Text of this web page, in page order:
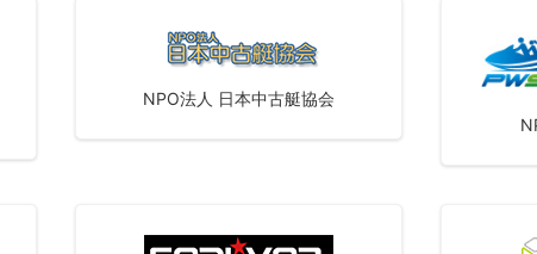
NPO法人 日本中古艇協会